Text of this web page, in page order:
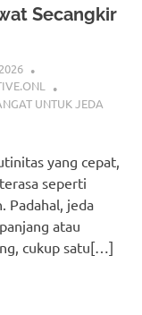
Secangkir
UNTUK JEDA
yang cepat,
seperti
Padahal, jeda
atau
cukup satu[…]